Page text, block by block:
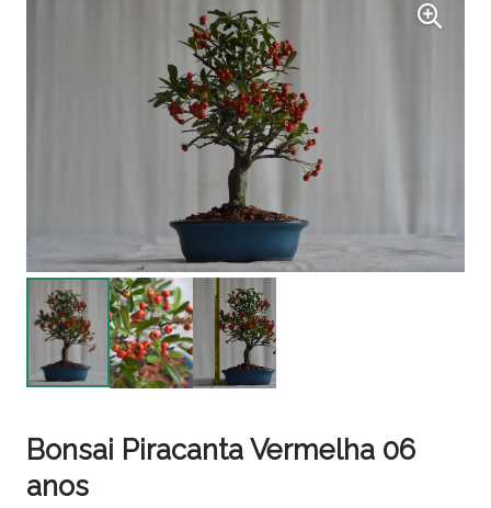
Bonsai Piracanta Vermelha 06
anos